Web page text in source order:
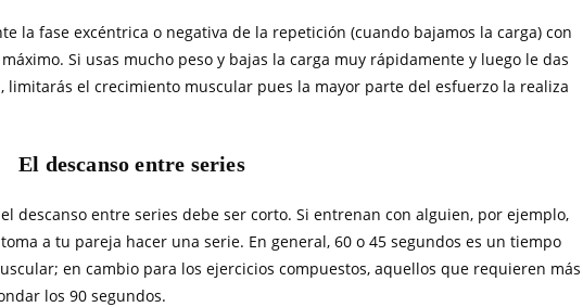
la fase excéntrica o negativa de la repetición (cuando bajamos la carga) con
Si usas mucho peso y bajas la carga muy rápidamente y luego le das
el crecimiento muscular pues la mayor parte del esfuerzo la realiza
El descanso entre series
descanso entre series debe ser corto. Si entrenan con alguien, por ejemplo,
a tu pareja hacer una serie. En general, 60 o 45 segundos es un tiempo
en cambio para los ejercicios compuestos, aquellos que requieren más
los 90 segundos.